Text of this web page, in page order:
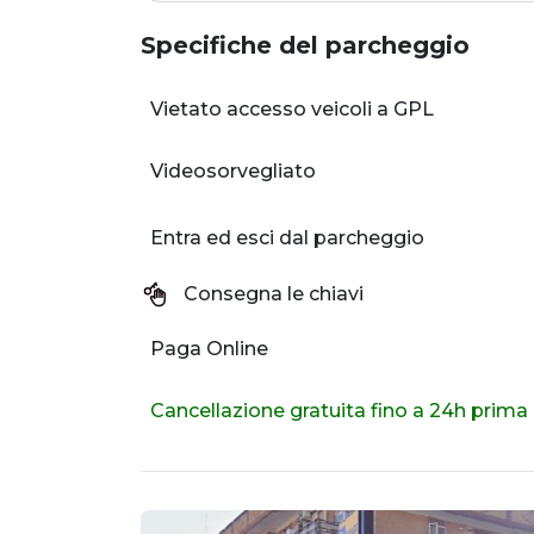
Specifiche del parcheggio
Vietato accesso veicoli a GPL
Videosorvegliato
Entra ed esci dal parcheggio
Consegna le chiavi
Paga Online
Cancellazione gratuita fino a 24h prima